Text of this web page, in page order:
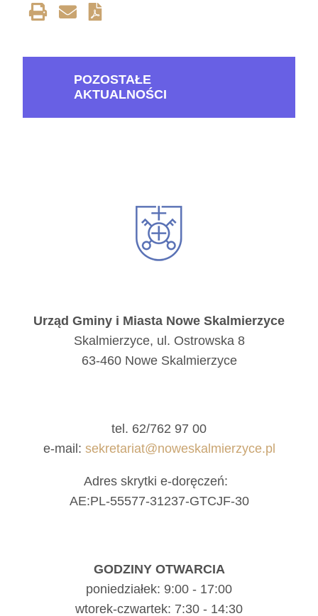
POZOSTAŁE
AKTUALNOŚCI
Urząd Gminy i Miasta Nowe Skalmierzyce
Skalmierzyce, ul. Ostrowska 8
63-460 Nowe Skalmierzyce
tel. 62/762 97 00
e-mail: sekretariat@noweskalmierzyce.pl
Adres skrytki e-doręczeń:
AE:PL-55577-31237-GTCJF-30
GODZINY OTWARCIA
poniedziałek: 9:00 - 17:00
wtorek-czwartek: 7:30 - 14:30